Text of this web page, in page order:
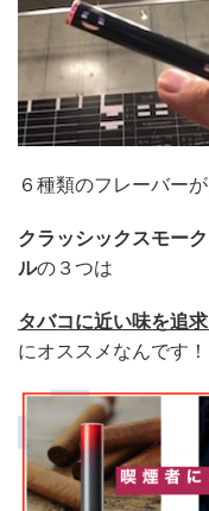
６種類のフレーバー
クラッシックスモー
ルの３つは
タバコに近い味を追
にオススメなんです！